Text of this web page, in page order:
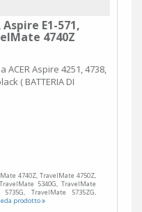
E1-571,
4740Z
ACER Aspire 4251, 4738,
( BATTERIA DI
4740Z, TravelMate 4750Z,
5340G, TravelMate
TravelMate 5735ZG,
prodotto